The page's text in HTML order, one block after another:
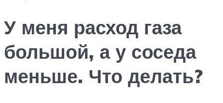
У меня расход газа
большой, а у соседа
меньше. Что делать?